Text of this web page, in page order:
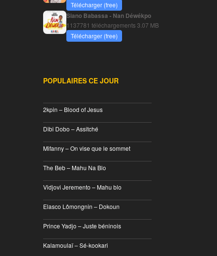
Télécharger (free)
Siano Babassa - Nan Déwékpo
1137781 téléchargements3.07 MB
Télécharger (free)
POPULAIRES CE JOUR
2kpin – Blood of Jesus
Dibi Dobo – Assitché
Mifanny – On vise que le sommet
The Beb – Mahu Na Blo
Vidjovi Jeremento – Mahu blo
Elasco Lômongnin – Dokoun
Prince Yadjo – Juste béninois
Kalamoulaï – Sé-kookari